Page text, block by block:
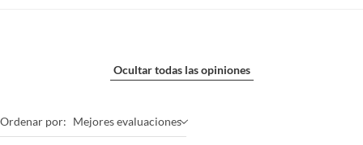
Ocultar todas las opiniones
Ordenar por: Mejores evaluaciones